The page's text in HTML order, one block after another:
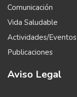
Comunicación
Vida Saludable
Actividades/Eventos
Publicaciones
Aviso Legal